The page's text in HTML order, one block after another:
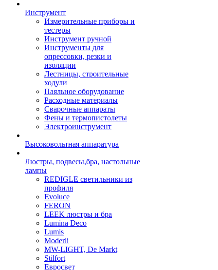
Инструмент
Измерительные приборы и
тестеры
Инструмент ручной
Инструменты для
опрессовки, резки и
изоляции
Лестницы, строительные
ходули
Паяльное оборудование
Расходные материалы
Сварочные аппараты
Фены и термопистолеты
Электроинструмент
Высоковольтная аппаратура
Люстры, подвесы,бра, настольные
лампы
REDIGLE светильники из
профиля
Evoluce
FERON
LEEK люстры и бра
Lumina Deco
Lumis
Moderli
MW-LIGHT, De Markt
Stilfort
Евросвет